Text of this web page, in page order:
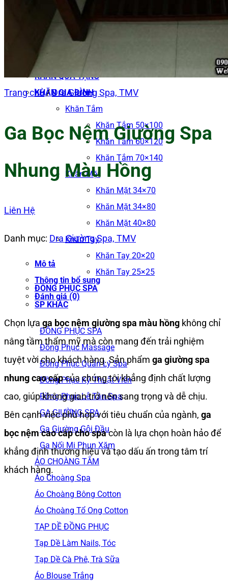
KHĂN KHÁCH SẠN
Khăn Tắm Hồ Bơi
Khăn Nhà Nghỉ
Thảm Chân Khách Sạn
KHĂN QUÀ TẶNG
KHĂN GIA ĐÌNH
Khăn Tắm
Khăn Tắm 50×100
Khăn Tắm 60×120
Khăn Tắm 70×140
Khăn Mặt
Khăn Mặt 34×70
Khăn Mặt 34×80
Khăn Mặt 40×80
Khăn Tay
Khăn Tay 20×20
Khăn Tay 25×25
ĐỒNG PHỤC SPA
SP KHÁC
ĐỒNG PHỤC SPA
Đồng Phục Massage
Đồng Phục Quản Lý Spa
Đồng Phục Kỹ Thuật Viên
Đồng Phục Lễ Tân Spa
GA GIƯỜNG SPA
Ga Giường Gội Đầu
Ga Nối Mi Phun Xăm
ÁO CHOÀNG TẮM
Áo Choàng Spa
Áo Choàng Bông Cotton
Áo Choàng Tổ Ong Cotton
TẠP DỀ ĐỒNG PHỤC
Tạp Dề Làm Nails, Tóc
Tạp Dề Cà Phê, Trà Sữa
Áo Blouse Trắng
Trang chủ/Dra Giường Spa, TMV
Ga Bọc Nệm Giường Spa
Nhung Màu Hồng
Liên Hệ
Danh mục: Dra Giường Spa, TMV
Mô tả
Thông tin bổ sung
Đánh giá (0)
Chọn lựa ga bọc nệm giường spa màu hồng không chỉ
nâng tầm thẩm mỹ mà còn mang đến trải nghiệm
tuyệt vời cho khách hàng. Sản phẩm ga giường spa
nhung cao cấpcủa chúng tôi khẳng định chất lượng
cao, giúp không gian trở nên sang trọng và dễ chịu.
Bên cạnh việc phù hợp với tiêu chuẩn của ngành, ga
bọc nệm cao cấp cho spacòn là lựa chọn hoàn hảo để
khẳng định thương hiệu và tạo dấu ấn trong tâm trí
khách hàng.